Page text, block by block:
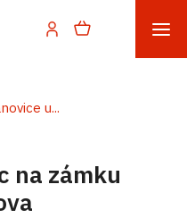
u...
na zámku